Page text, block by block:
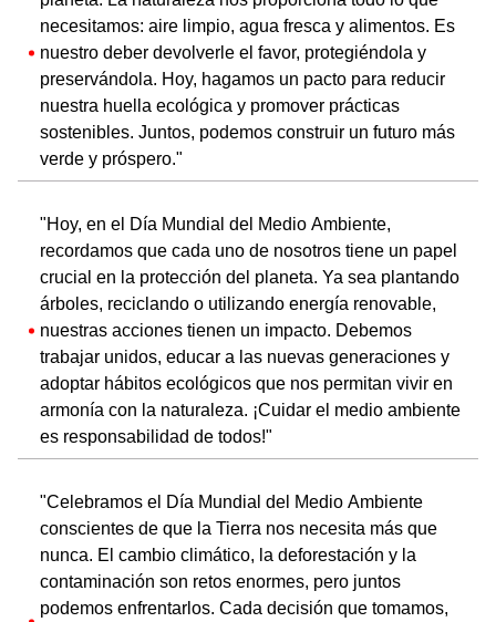
necesitamos: aire limpio, agua fresca y alimentos. Es
nuestro deber devolverle el favor, protegiéndola y
preservándola. Hoy, hagamos un pacto para reducir
nuestra huella ecológica y promover prácticas
sostenibles. Juntos, podemos construir un futuro más
verde y próspero."
"Hoy, en el Día Mundial del Medio Ambiente,
recordamos que cada uno de nosotros tiene un papel
crucial en la protección del planeta. Ya sea plantando
árboles, reciclando o utilizando energía renovable,
nuestras acciones tienen un impacto. Debemos
trabajar unidos, educar a las nuevas generaciones y
adoptar hábitos ecológicos que nos permitan vivir en
armonía con la naturaleza. ¡Cuidar el medio ambiente
es responsabilidad de todos!"
"Celebramos el Día Mundial del Medio Ambiente
conscientes de que la Tierra nos necesita más que
nunca. El cambio climático, la deforestación y la
contaminación son retos enormes, pero juntos
podemos enfrentarlos. Cada decisión que tomamos,